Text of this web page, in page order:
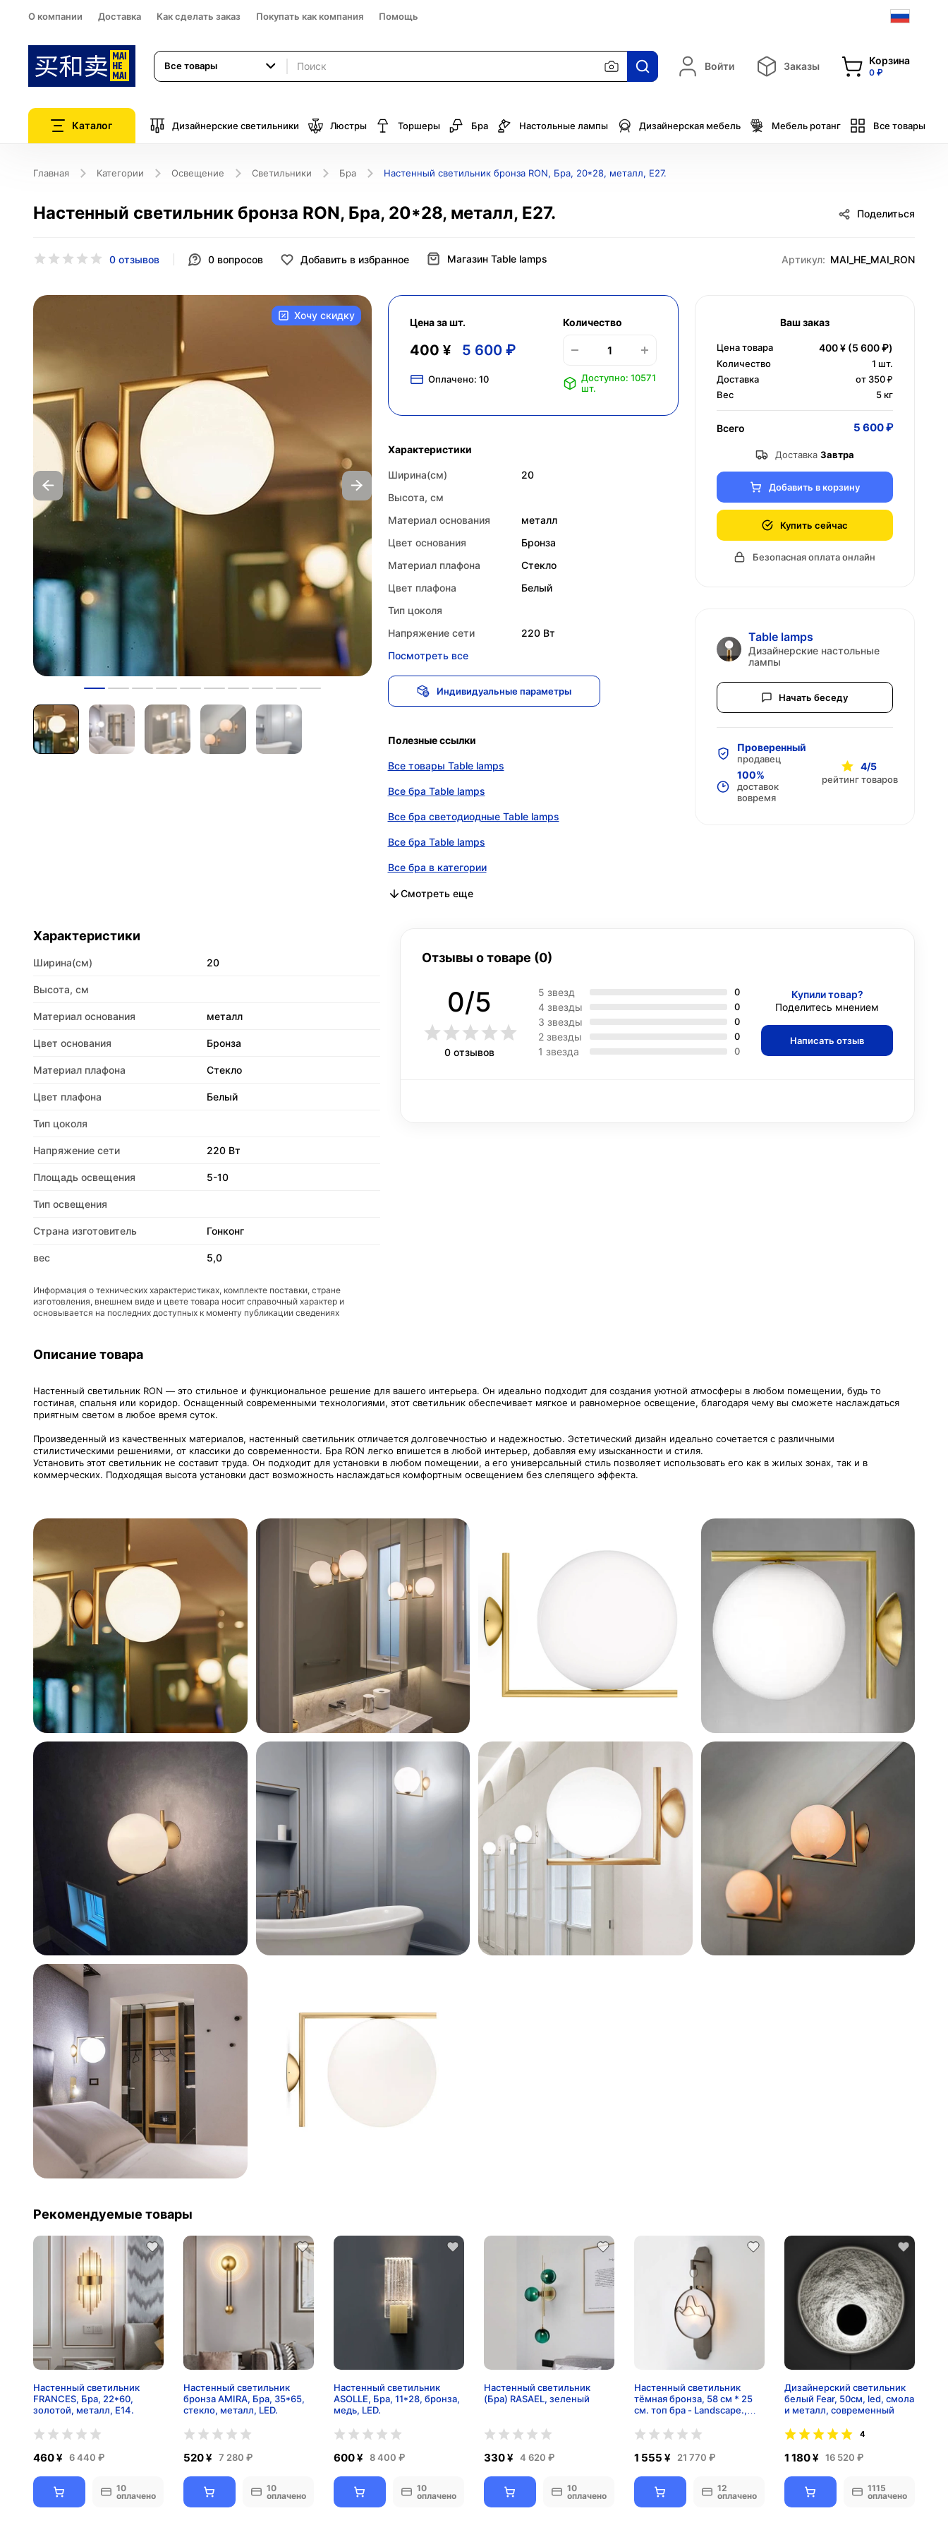
О компании Доставка Как сделать заказ Покупать как компания Помощь
Все товары Войти Заказы Корзина
0 ₽
Каталог Дизайнерские светильники Люстры Торшеры Бра Настольные лампы Дизайнерская мебель Мебель ротанг Все товары
Главная Категории Освещение Светильники Бра Настенный светильник бронза RON, Бра, 20*28, металл, Е27.
Настенный светильник бронза RON, Бра, 20*28, металл, Е27.
0 отзывов 0 вопросов Добавить в избранное
Поделиться
Магазин Table lamps Артикул: MAI_HE_MAI_RON
Хочу скидку
Цена за шт.
400 ¥ 5 600 ₽
Оплачено: 10
Количество
Доступно: 10571
шт.
Характеристики
Ширина(см)
20
Высота, см
Материал основания
металл
Цвет основания
Бронза
Материал плафона
Стекло
Цвет плафона
Белый
Тип цоколя
Напряжение сети
220 Вт
Посмотреть все
Индивидуальные параметры
Полезные ссылки
Все товары Table lamps
Все бра Table lamps
Все бра светодиодные Table lamps
Все бра Table lamps
Все бра в категории
Все бра светодиодные в категории
Все бра в категории
Смотреть еще
Ваш заказ
Цена товара 400 ¥ (5 600 ₽)
Количество 1 шт.
Доставка
от 350 ₽
Вес
5 кг
Всего 5 600 ₽
Доставка Завтра
Добавить в корзину
Купить сейчас
Безопасная оплата онлайн
Table lamps
Дизайнерские настольные
лампы
Начать беседу
Проверенный
продавец
100%
доставок
вовремя
4/5
рейтинг товаров
Характеристики
Ширина(см) 20
Высота, см
Материал основания металл
Цвет основания Бронза
Материал плафона Стекло
Цвет плафона Белый
Тип цоколя
Напряжение сети 220 Вт
Площадь освещения 5-10
Тип освещения
Страна изготовитель Гонконг
вес 5,0
Информация о технических характеристиках, комплекте поставки, стране
изготовления, внешнем виде и цвете товара носит справочный характер и
основывается на последних доступных к моменту публикации сведениях
Отзывы о товаре (0)
0/5
0 отзывов
5 звезд 0
4 звезды 0
3 звезды 0
2 звезды 0
1 звезда 0
Купили товар?
Поделитесь мнением
Написать отзыв
Описание товара
Настенный светильник RON — это стильное и функциональное решение для вашего интерьера. Он идеально подходит для создания уютной атмосферы в любом помещении, будь то
гостиная, спальня или коридор. Оснащенный современными технологиями, этот светильник обеспечивает мягкое и равномерное освещение, благодаря чему вы сможете наслаждаться
приятным светом в любое время суток.
Произведенный из качественных материалов, настенный светильник отличается долговечностью и надежностью. Эстетический дизайн идеально сочетается с различными
стилистическими решениями, от классики до современности. Бра RON легко впишется в любой интерьер, добавляя ему изысканности и стиля.
Установить этот светильник не составит труда. Он подходит для установки в любом помещении, а его универсальный стиль позволяет использовать его как в жилых зонах, так и в
коммерческих. Подходящая высота установки даст возможность наслаждаться комфортным освещением без слепящего эффекта.
Рекомендуемые товары
Настенный светильник
FRANCES, Бра, 22*60,
золотой, металл, Е14.
460 ¥ 6 440 ₽
10
оплачено
Настенный светильник
бронза АМIRA, Бра, 35*65,
стекло, металл, LED.
520 ¥ 7 280 ₽
10
оплачено
Настенный светильник
ASOLLE, Бра, 11*28, бронза,
медь, LED.
600 ¥ 8 400 ₽
10
оплачено
Настенный светильник
(Бра) RASAEL, зеленый
330 ¥ 4 620 ₽
10
оплачено
Настенный светильник
тёмная бронза, 58 см * 25
см. топ бра - Landscape.,
1 555 ¥ 21 770 ₽
12
оплачено
Дизайнерский светильник
белый Fear, 50см, led, смола
и металл, современный
4
1 180 ¥ 16 520 ₽
1115
оплачено